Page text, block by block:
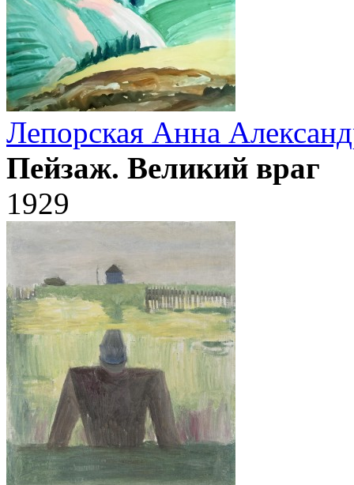
Лепорская Анна
Пейзаж. Великий враг
1929